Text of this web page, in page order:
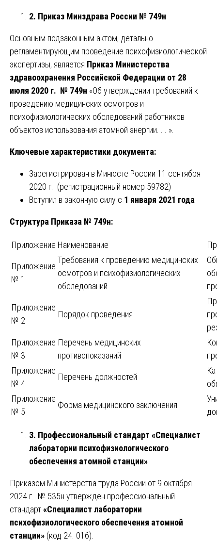
2. Приказ Минздрава России № 749н
Основным подзаконным актом, детально
регламентирующим проведение психофизиологической
экспертизы, является Приказ Министерства
здравоохранения Российской Федерации от 28
июля 2020 г. № 749н «Об утверждении требований к
проведению медицинских осмотров и
психофизиологических обследований работников
объектов использования атомной энергии. . . ».
Ключевые характеристики документа:
Зарегистрирован в Минюсте России 11 сентября
2020 г. (регистрационный номер 59782)
Вступил в законную силу с 1 января 2021 года
Структура Приказа № 749н:
Приложение Наименование
Приложение
№ 1
Требования к проведению медицинских
осмотров и психофизиологических
обследований
Приложение
№ 2
Порядок проведения
Приложение
№ 3
Перечень медицинских
противопоказаний
Приложение
№ 4
Перечень должностей
Приложение
№ 5
Форма медицинского заключения
3. Профессиональный стандарт «Специалист
лаборатории психофизиологического
обеспечения атомной станции»
Приказом Министерства труда России от 9 октября
2024 г. № 535н утвержден профессиональный
стандарт«Специалист лаборатории
психофизиологического обеспечения атомной
станции» (код 24. 016).